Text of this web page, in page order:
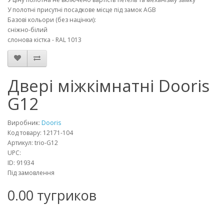
У полотні присутні посадкове місце під замок AGB
Базові кольори (без націнки):
сніжно-білий
слонова кістка - RAL 1013
Двері міжкімнатні Dooris
G12
Виробник: Dooris
Код товару: 12171-104
Артикул: trio-G12
UPC:
ID: 91934
Під замовлення
0.00 тугриков